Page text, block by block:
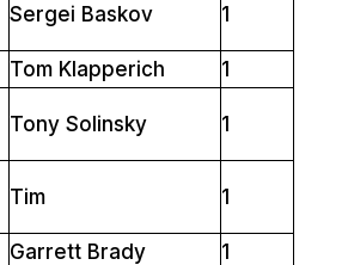
Sergei Baskov 1
Tom Klapperich
1
Tony Solinsky 1
Tim 1
Garrett Brady
1